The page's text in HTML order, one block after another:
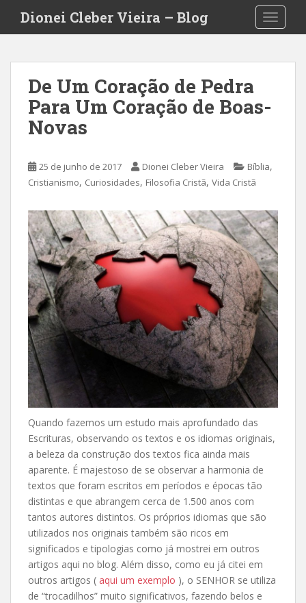
i
Dionei Cleber Vieira – Blog
De Um Coração de Pedra
Para Um Coração de Boas-
Novas
25 de junho de 2017 Dionei Cleber Vieira Bíblia,
Cristianismo, Curiosidades, Filosofia Cristã, Vida Cristã
Quando fazemos um estudo mais aprofundado das
Escrituras, observando os textos e os idiomas originais,
a beleza da construção dos textos fica ainda mais
aparente. É majestoso de se observar a harmonia de
textos que foram escritos em períodos e épocas tão
distintas e que abrangem cerca de 1.500 anos com
tantos autores distintos. Os próprios idiomas que são
utilizados nos originais também são ricos em
significados e tipologias como já mostrei em outros
artigos aqui no blog. Além disso, como eu já citei em
outros artigos ( aqui um exemplo ), o SENHOR se utiliza
de “trocadilhos” muito significativos, fazendo belos e